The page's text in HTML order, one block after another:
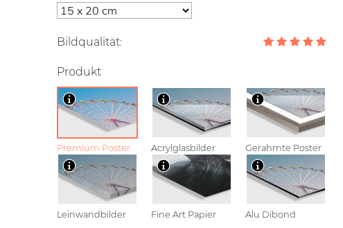
Bildqualität:
Produkt
Premium Poster Acrylglasbilder Gerahmte Poster
Leinwandbilder Fine Art Papier Alu Dibond